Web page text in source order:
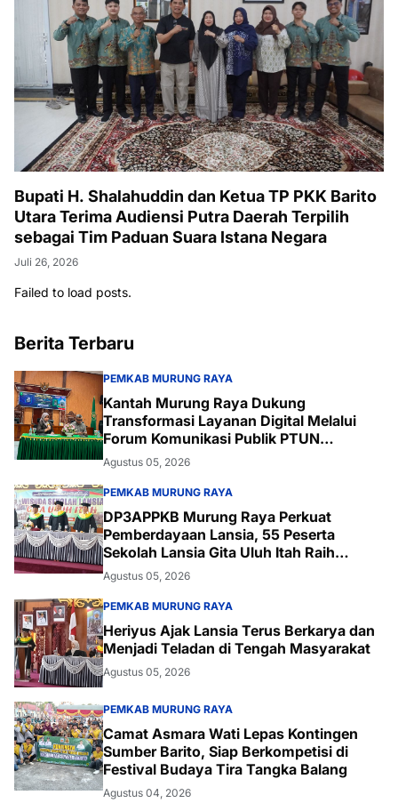
Bupati H. Shalahuddin dan Ketua TP PKK Barito
Utara Terima Audiensi Putra Daerah Terpilih
sebagai Tim Paduan Suara Istana Negara
Juli 26, 2026
Failed to load posts.
Berita Terbaru
PEMKAB MURUNG RAYA
Kantah Murung Raya Dukung
Transformasi Layanan Digital Melalui
Forum Komunikasi Publik PTUN
Palangka Raya
Agustus 05, 2026
PEMKAB MURUNG RAYA
DP3APPKB Murung Raya Perkuat
Pemberdayaan Lansia, 55 Peserta
Sekolah Lansia Gita Uluh Itah Raih
Kelulusan
Agustus 05, 2026
PEMKAB MURUNG RAYA
Heriyus Ajak Lansia Terus Berkarya dan
Menjadi Teladan di Tengah Masyarakat
Agustus 05, 2026
PEMKAB MURUNG RAYA
Camat Asmara Wati Lepas Kontingen
Sumber Barito, Siap Berkompetisi di
Festival Budaya Tira Tangka Balang
Agustus 04, 2026